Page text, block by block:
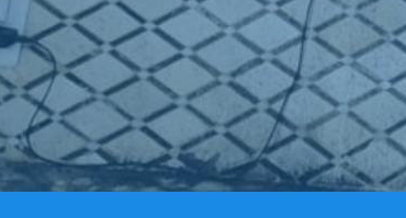
Restauración de Incendio